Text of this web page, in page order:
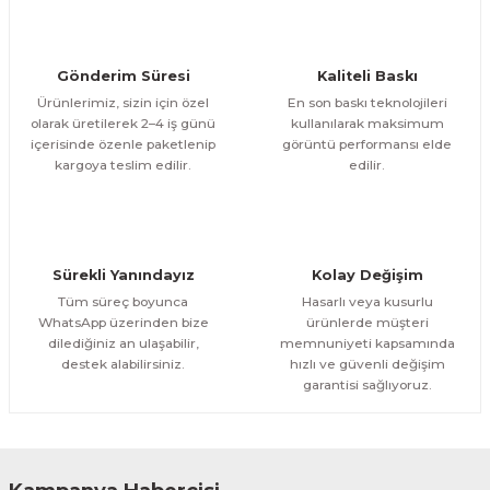
Göl Kenarında Ev Tek Parça Kanvas - Canvas Tablo
1.200,00 TL
1.000,00 TL
ÜRÜNÜ İNCELE
1.000,00 TL %11
Evinemoda
Gold Vazoda Çiçekler Tek Parça Kanvas - Canvas Tablo
Gönderim Süresi
Ürünlerimiz, sizin için özel
olarak üretilerek 2–4 iş günü
içerisinde özenle paketlenip
kargoya teslim edilir.
Kaliteli Baskı
En son baskı teknolojileri
kullanılarak maksimum
görüntü performansı elde
edilir.
Sürekli Yanındayız
Tüm süreç boyunca
WhatsApp üzerinden bize
dilediğiniz an ulaşabilir,
destek alabilirsiniz.
Kolay Değişim
Hasarlı veya kusurlu
ürünlerde müşteri
memnuniyeti kapsamında
hızlı ve güvenli değişim
garantisi sağlıyoruz.